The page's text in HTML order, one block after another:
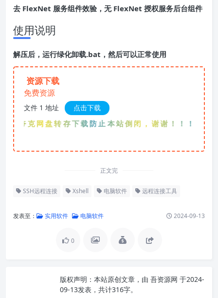
去 FlexNet 服务组件效验，无 FlexNet 授权服务后台组件
使用说明
解压后，运行绿化卸载.bat，然后可以正常使用
资源下载
免费资源
文件 1 地址 点击下载
夸克网盘转存下载防止本站倒闭，谢谢！！！
正文完
SSH远程连接 Xshell 电脑软件 远程连接工具
发表至： 实用软件 电脑软件 2024-09-13
0
版权声明： 本站原创文章，由 吾资源网 于2024-
09-13发表，共计316字。